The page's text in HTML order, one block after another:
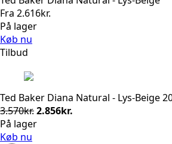
Fra 2.616kr.
På lager
Køb nu
Tilbud
Ted Baker Diana Natural - Lys-Beige
3.570kr.Den
oprindelige
2.856kr.
På lager
Køb nu